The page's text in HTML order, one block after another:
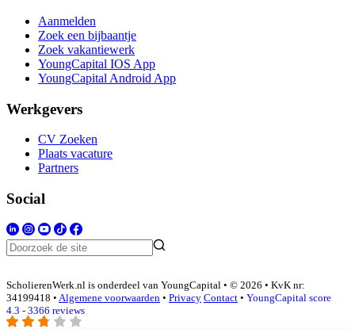
Aanmelden
Zoek een bijbaantje
Zoek vakantiewerk
YoungCapital IOS App
YoungCapital Android App
Werkgevers
CV Zoeken
Plaats vacature
Partners
Social
ScholierenWerk.nl is onderdeel van YoungCapital • © 2026 • KvK nr:
34199418 • Algemene voorwaarden • Privacy Contact • YoungCapital score
4.3 - 3366 reviews